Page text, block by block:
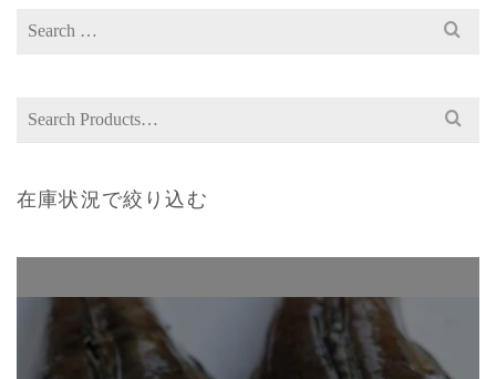
Search
Search
在庫状況で絞り込む